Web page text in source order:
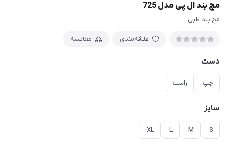
مچ بند ال پی مدل 725
مچ بند طبی
علاقه‌مندی مقایسه
دست
چپ راست
سایز
S
M
L
XL